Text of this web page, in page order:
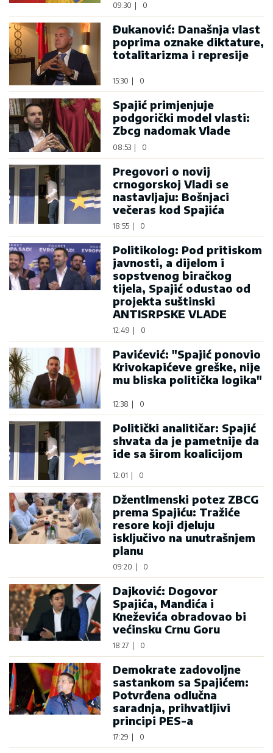
09:30 0
Đukanović: Današnja vlast
poprima oznake diktature,
totalitarizma i represije
15:30 0
Spajić primjenjuje
podgorički model vlasti:
Zbcg nadomak Vlade
08:53 0
Pregovori o novij
crnogorskoj Vladi se
nastavljaju: Bošnjaci
večeras kod Spajića
18:55 0
Politikolog: Pod pritiskom
javnosti, a dijelom i
sopstvenog biračkog
tijela, Spajić odustao od
projekta suštinski
ANTISRPSKE VLADE
12:49 0
Pavićević: "Spajić ponovio
Krivokapićeve greške, nije
mu bliska politička logika"
12:38 0
Politički analitičar: Spajić
shvata da je pametnije da
ide sa širom koalicijom
12:01 0
Džentlmenski potez ZBCG
prema Spajiću: Tražiće
resore koji djeluju
isključivo na unutrašnjem
planu
09:20 0
Dajković: Dogovor
Spajića, Mandića i
Kneževića obradovao bi
većinsku Crnu Goru
18:27 0
Demokrate zadovoljne
sastankom sa Spajićem:
Potvrđena odlučna
saradnja, prihvatljivi
principi PES-a
17:29 0